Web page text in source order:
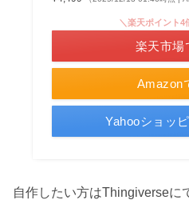
Amazon
＼楽天ポイント4
楽天市場
Yahooショッ
自作したい方はThingiverseに